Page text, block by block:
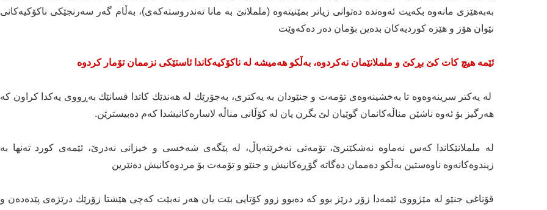
بەبەهێزی مانەوە بكەیت ئەوەندە دەتوانی زیاتر بمێنیتەوە (ململانێ بە مانا تەندروستەكەی)، بەڵام گەر سەرنجێكی ناكۆكیەكانی
نێوان هۆز و هێزە كوردیەكان بدەین بۆمان دەر دەكەوێت
ئێمە هیچ كات كێ بڕكێ و ململانێمان نەكردوە، بەڵكو هەمیشە لە ناكۆكیەكاندا ئاستێكی نزممان تۆمار كردوە
لە یەكتر سرینەوەوە تا بەخشینەوەی تۆمەت و جنێودان بە یەكتری، بەجۆرێك لە هەندێك كاتدا قسانێك بەڕووی یەكدا كراون كە
هەرگیز بۆ ئەوە ناشێن مناڵەكانمان گوێیان لێ بگرن یان لە كۆڵانی مناڵە لاسارەكانیشدا كەم دەبیسترێن.
لە ململانێكاندا كەس نەماوە نەشكێنرێ، تۆمەتی نەخرێتەپاڵ، لە پێگەی شەخسی و خیزانی نەدرێ، ئێمەی كورد تەنها بە
زیندوەكانەوە ناوەستین بەڵكو دەممان دەگاتە گۆڕەكانیش و جنێو و تۆمەت بۆ مردوەكانیش دەنێرین
قۆناغی جنێو لە مێژووی ئێمەدا زۆر درێژ بوو كە دەبوو زوو كۆتایی بێت یان هەر نەبێت كەچی هێشتا زۆرێك درێژەی پێدەدەن و